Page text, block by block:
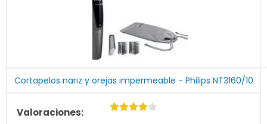
Cortapelos nariz y orejas impermeable - Philips NT3160/10